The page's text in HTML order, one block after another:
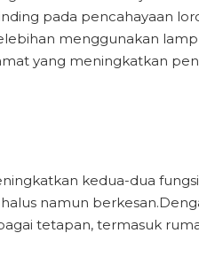
pada pencahayaan
menggunakan
yang meningkatkan
kedua-dua
namun
tetapan, termasuk